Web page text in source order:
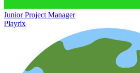
Junior Project Manager
Playrix